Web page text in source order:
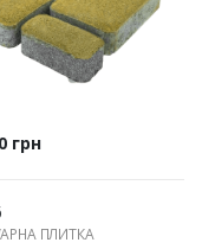
грн
ПЛИТКА